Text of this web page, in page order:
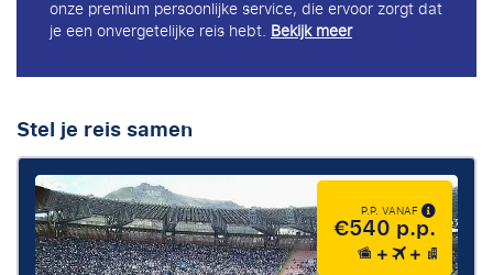
onze premium persoonlijke service, die ervoor zorgt dat
je een onvergetelijke reis hebt.Bekijk meer
Stel je reis samen
P.P. VANAF
€540 p.p.